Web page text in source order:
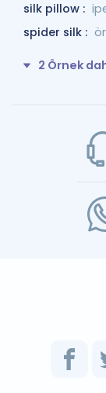
silk pillow :
spider silk :
2 Örnek